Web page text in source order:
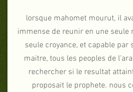
"lorsque mahomet mourut, il
immense de reunir en une seule
seule croyance, et capable
maitre, tous les peoples de
rechercher si le resultat
proposait le prophete. nous